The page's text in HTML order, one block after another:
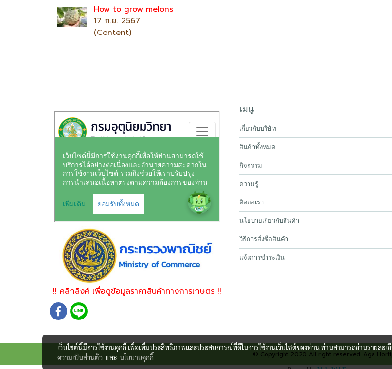
How to grow melons
17 ก.ย. 2567
(Content)
!! คลิกลิงค์ เพื่อดูข้อมูลราคาสินค้าทางการเกษตร !!
เมนู
เกี่ยวกับบริษัท
สินค้าทั้งหมด
กิจกรรม
ความรู้
ติดต่อเรา
นโยบายเกี่ยวกับสินค้า
วิธีการสั่งซื้อสินค้า
แจ้งการชำระเงิน
© Copyright 2020 All right reserved. Aga
เว็บไซต์นี้มีการใช้งานคุกกี้ เพื่อเพิ่มประสิทธิภาพและประสบการณ์ที่ดีในการใช้งานเว็บไซต์ของท่าน ท่านสามารถอ่านรายละเ
ความเป็นส่วนตัว และ นโยบายคุกกี้